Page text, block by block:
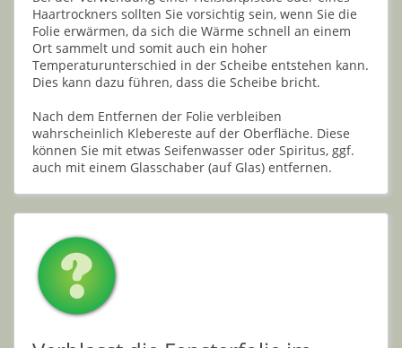
Haartrockners sollten Sie vorsichtig sein, wenn Sie die
Folie erwärmen, da sich die Wärme schnell an einem
Ort sammelt und somit auch ein hoher
Temperaturunterschied in der Scheibe entstehen kann.
Dies kann dazu führen, dass die Scheibe bricht.
Nach dem Entfernen der Folie verbleiben
wahrscheinlich Klebereste auf der Oberfläche. Diese
können Sie mit etwas Seifenwasser oder Spiritus, ggf.
auch mit einem Glasschaber (auf Glas) entfernen.